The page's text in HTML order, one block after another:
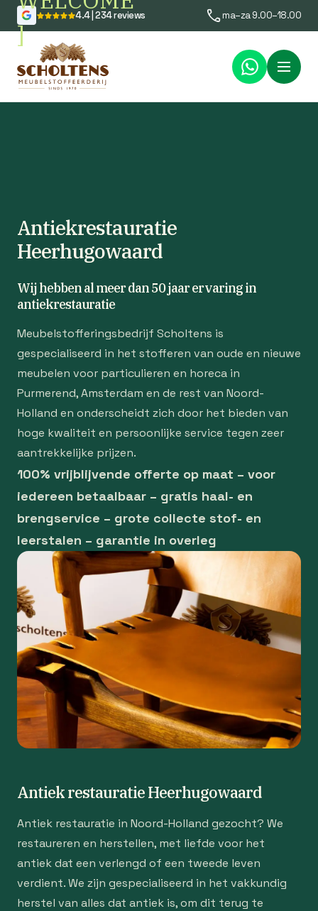
]
4.4 | 234 reviews ma–za 9.00–18.00
Menu
Antiekrestauratie
Heerhugowaard
Wij hebben al meer dan 50 jaar ervaring in
antiekrestauratie
Meubelstofferingsbedrijf Scholtens is
gespecialiseerd in het stofferen van oude en nieuwe
meubelen voor particulieren en horeca in
Purmerend, Amsterdam en de rest van Noord-
Holland en onderscheidt zich door het bieden van
hoge kwaliteit en persoonlijke service tegen zeer
aantrekkelijke prijzen.
100% vrijblijvende offerte op maat – voor
iedereen betaalbaar – gratis haal- en
brengservice – grote collecte stof- en
leerstalen – garantie in overleg
Antiek restauratie Heerhugowaard
Antiek restauratie in Noord-Holland gezocht? We
restaureren en herstellen, met liefde voor het
antiek dat een verlengd of een tweede leven
verdient. We zijn gespecialiseerd in het vakkundig
herstel van alles dat antiek is, om dit terug te